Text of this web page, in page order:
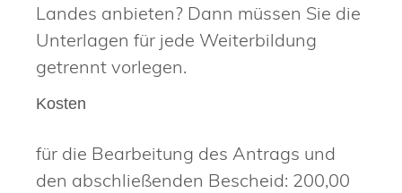
Landes anbieten? Dann müssen Sie die
Unterlagen für jede Weiterbildung
getrennt vorlegen.
Kosten
für die Bearbeitung des Antrags und
den abschließenden Bescheid: 200,00